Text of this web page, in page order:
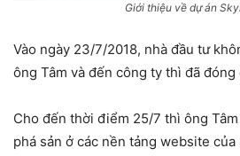
Giới thiệu về dự án
Vào ngày 23/7/2018, nhà đầu tư
ông Tâm và đến công ty thì đã đóng
Cho đến thời điểm 25/7 thì ông
phá sản ở các nền tảng website